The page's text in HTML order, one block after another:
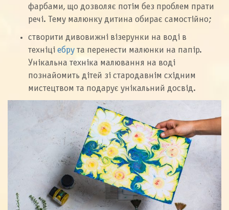
фарбами, що дозволяє потім без проблем прати
речі. Тему малюнку дитина обирає самостійно;
створити дивовижні візерунки на воді в
техніці ебру та перенести малюнки на папір.
Унікальна техніка малювання на воді
познайомить дітей зі стародавнім східним
мистецтвом та подарує унікальний досвід.